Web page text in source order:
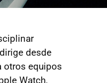
desde
otros equipos
Watch.